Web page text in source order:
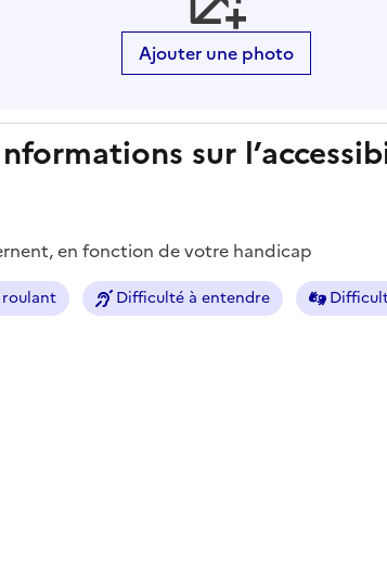
Ajouter une photo
sur
en fonction de votre handicap
roulant Difficulté à entendre